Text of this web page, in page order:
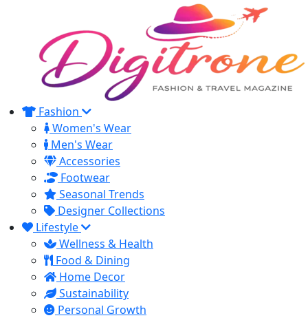
Fashion
Women's Wear
Men's Wear
Accessories
Footwear
Seasonal Trends
Designer Collections
Lifestyle
Wellness & Health
Food & Dining
Home Decor
Sustainability
Personal Growth